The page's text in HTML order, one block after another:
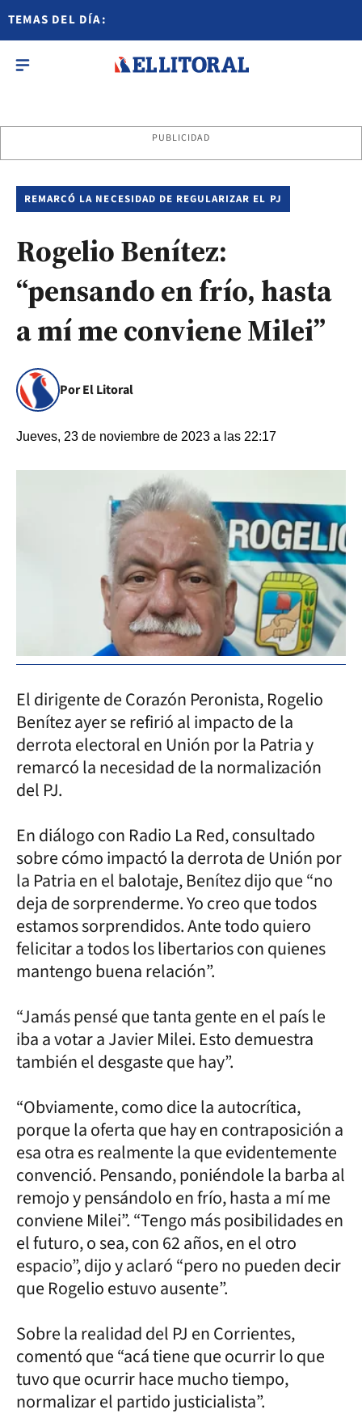
TEMAS DEL DÍA:
PUBLICIDAD
REMARCÓ LA NECESIDAD DE REGULARIZAR EL PJ
Rogelio Benítez:
“pensando en frío, hasta
a mí me conviene Milei”
Por El Litoral
Jueves, 23 de noviembre de 2023 a las 22:17
El dirigente de Corazón Peronista, Rogelio
Benítez ayer se refirió al impacto de la
derrota electoral en Unión por la Patria y
remarcó la necesidad de la normalización
del PJ.
En diálogo con Radio La Red, consultado
sobre cómo impactó la derrota de Unión por
la Patria en el balotaje, Benítez dijo que “no
deja de sorprenderme. Yo creo que todos
estamos sorprendidos. Ante todo quiero
felicitar a todos los libertarios con quienes
mantengo buena relación”.
“Jamás pensé que tanta gente en el país le
iba a votar a Javier Milei. Esto demuestra
también el desgaste que hay”.
“Obviamente, como dice la autocrítica,
porque la oferta que hay en contraposición a
esa otra es realmente la que evidentemente
convenció. Pensando, poniéndole la barba al
remojo y pensándolo en frío, hasta a mí me
conviene Milei”. “Tengo más posibilidades en
el futuro, o sea, con 62 años, en el otro
espacio”, dijo y aclaró “pero no pueden decir
que Rogelio estuvo ausente”.
Sobre la realidad del PJ en Corrientes,
comentó que “acá tiene que ocurrir lo que
tuvo que ocurrir hace mucho tiempo,
normalizar el partido justicialista”.